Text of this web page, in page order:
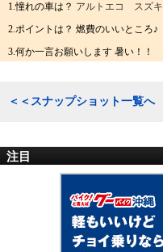
1.憧れの車は？ アルトエコ スズキ
2.ポイントは？ 燃費のいいところ♪
3.何か一言お願いします 暑い！！
＜＜スナップショット一覧へ
注目